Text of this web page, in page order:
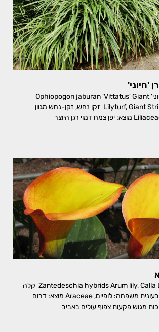
'חיוני'
זקן-נחש ג'אבורן 'חיוני' Ophiopogon jaburan 'Vittatus' Giant
Lilyturf, Giant Striped Mondo Grass זקן נחש, זקן-נחש מגוון
בת-קלה מכלוא Zantedeschia hybrids Arum lily, Calla Lily קלה
צבעונית, בת-קלה צבעונית משפחה: לופיים, Araceae מוצא: דרום
מגוש פקעות צפוף עולים באביב